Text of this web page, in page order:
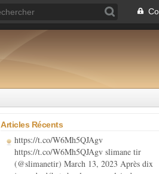
Articles Récents
https://t.co/W6Mh5QJAgv
https://t.co/W6Mh5QJAgv slimane tir
(@slimanetir) March 13, 2023 Après dix